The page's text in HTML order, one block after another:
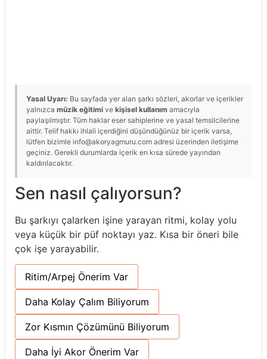
Yasal Uyarı: Bu sayfada yer alan şarkı sözleri, akorlar ve içerikler
yalnızca müzik eğitimi ve kişisel kullanım amacıyla
paylaşılmıştır. Tüm haklar eser sahiplerine ve yasal temsilcilerine
aittir. Telif hakkı ihlali içerdiğini düşündüğünüz bir içerik varsa,
lütfen bizimle info@akoryagmuru.com adresi üzerinden iletişime
geçiniz. Gerekli durumlarda içerik en kısa sürede yayından
kaldırılacaktır.
Sen nasıl çalıyorsun?
Bu şarkıyı çalarken işine yarayan ritmi, kolay yolu
veya küçük bir püf noktayı yaz. Kısa bir öneri bile
çok işe yarayabilir.
Ritim/Arpej Önerim Var
Daha Kolay Çalım Biliyorum
Zor Kısmın Çözümünü Biliyorum
Daha İyi Akor Önerim Var